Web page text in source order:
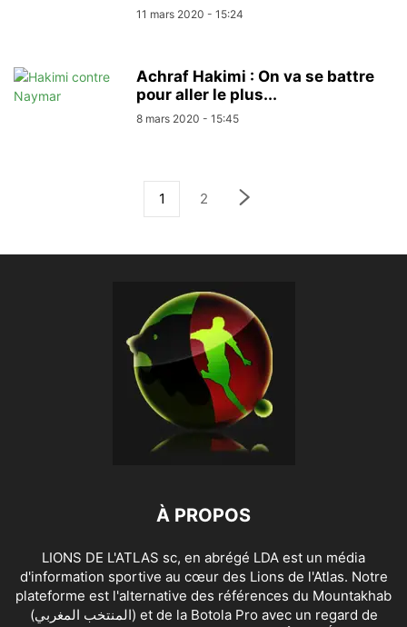
11 mars 2020 - 15:24
Achraf Hakimi : On va se battre
pour aller le plus...
8 mars 2020 - 15:45
1 2
À PROPOS
LIONS DE L'ATLAS sc, en abrégé LDA est un média
d'information sportive au cœur des Lions de l'Atlas. Notre
plateforme est l'alternative des références du Mountakhab
(المنتخب المغربي) et de la Botola Pro avec un regard de